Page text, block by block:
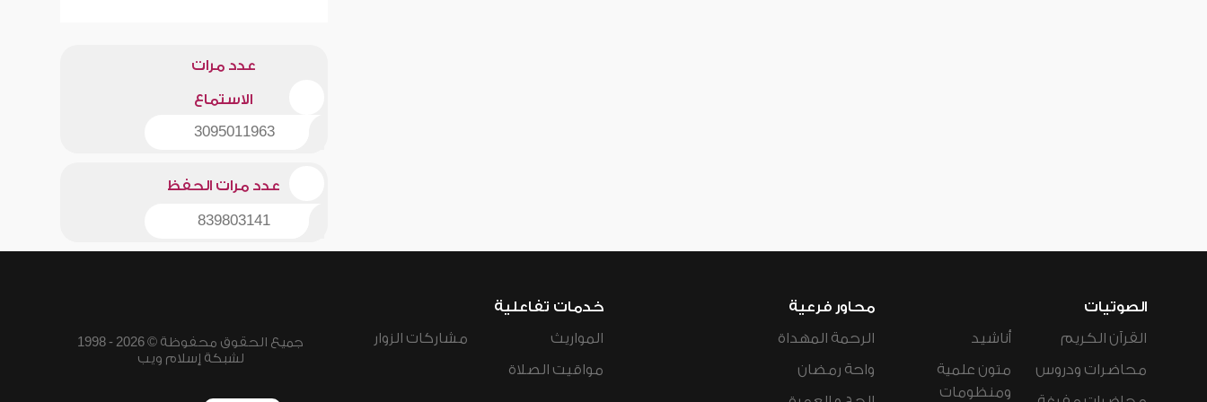
عدد مرات
الاستماع
3095011963
عدد مرات الحفظ
839803141
الصوتيات
القرآن الكريم
محاضرات ودروس
أناشيد
متون علمية
ومنظومات
محاور فرعية
الرحمة المهداة
واحة رمضان
خدمات تفاعلية
المواريث
مواقيت الصلاة
مشاركات الزوار
جميع الحقوق محفوظة © 2026 - 1998
لشبكة إسلام ويب